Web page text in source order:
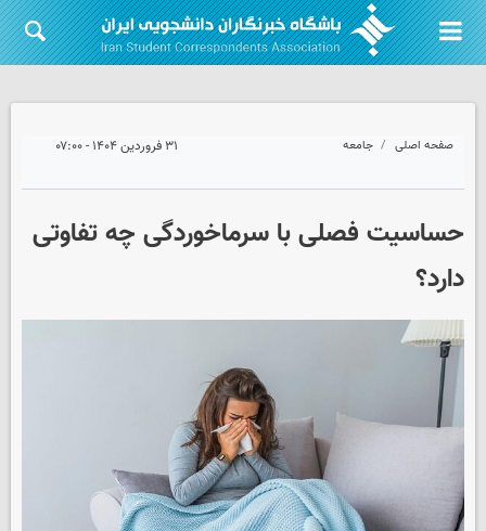
صفحه اصلی جامعه ۳۱ فروردین ۱۴۰۴ - ۰۷:۰۰
حساسیت فصلی با سرماخوردگی چه تفاوتی
دارد؟